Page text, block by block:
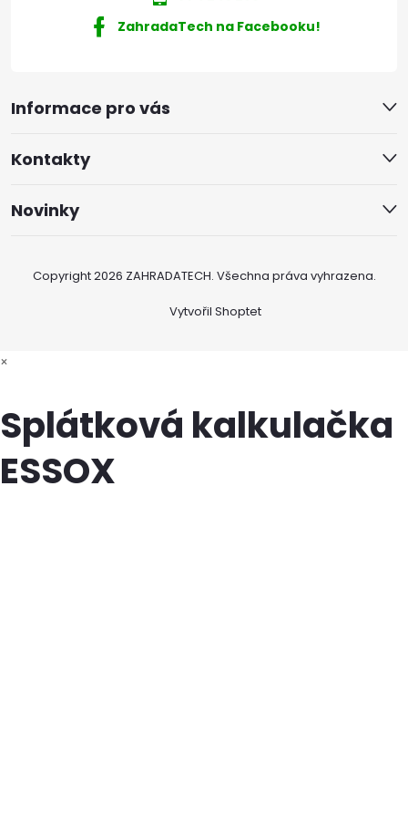
Informace pro vás
Kontakty
Novinky
ZahradaTech na Facebooku!
Vytvořil Shoptet
Copyright 2026 ZAHRADATECH. Všechna práva vyhrazena.
×
Splátková kalkulačka
ESSOX